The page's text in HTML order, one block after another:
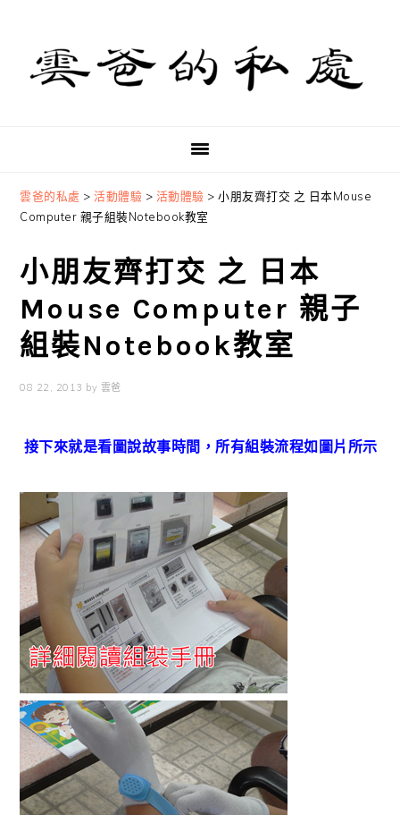
primary
navigation
content
primary
sidebar
雲爸的私處 >活動體驗 > 活動體驗 >小朋友齊打交 之 日本Mouse
Computer 親子組裝Notebook教室
小朋友齊打交 之 日本
Mouse Computer 親子
組裝Notebook教室
08 22, 2013 by 雲爸
接下來就是看圖說故事時間，所有組裝流程如圖片所示